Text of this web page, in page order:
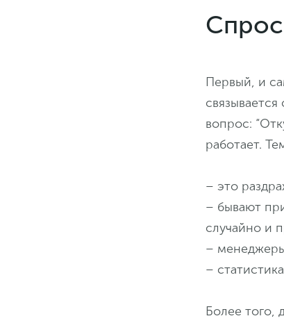
Первый, и
вопрос:
работает.
– это
– бывают
случайно и
–
–
Более того,